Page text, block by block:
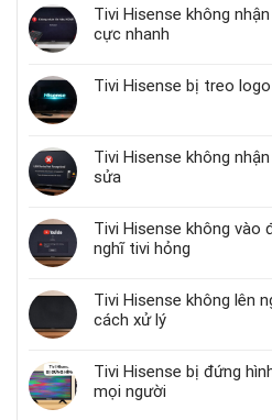
Tivi Hisense không
cực nhanh
Tivi Hisense bị treo
Tivi Hisense không
sửa
Tivi Hisense không vào
nghĩ tivi hỏng
Tivi Hisense không lên
cách xử lý
Tivi Hisense bị đứng
mọi người